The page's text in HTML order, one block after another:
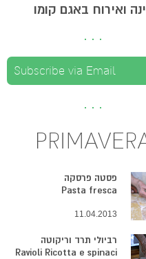
ואירוח באגם קומו
פסטה פרסקה
Pasta fresca
11.04.2013
רביולי תרד וריקוטה
Ravioli Ricotta e spinaci